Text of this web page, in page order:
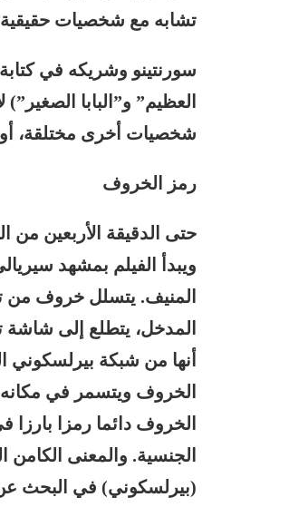
تشابه مع شخصيات
سورنتينو وشريكه في كتابة
العظيم” و”البابا
شخصيات أخرى مختلقة،
رمز الخروف
حتى الدقيقة الأربعين من
ويبدأ الفيلم بمشهد
المنيف. يتسلل خروف من
المدخل، يتطلع إلى شاشة
أنها من شبكة بيرلسكوني
الخروف ويتسمر في
الخروف دائما رمزا
الجنسية. والمعنى
(بيرلسكوني) في البحث عن